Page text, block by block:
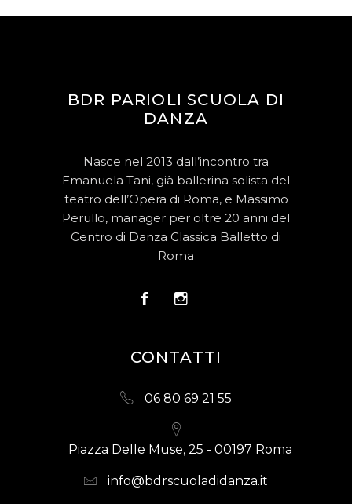
BDR PARIOLI SCUOLA DI
DANZA
Nasce nel 2013 dall’incontro tra
Emanuela Tani, già ballerina solista del
teatro dell’Opera di Roma, e Massimo
Perullo, manager per oltre 20 anni del
Centro di Danza Classica Balletto di
Roma
CONTATTI
06 80 69 21 55
Piazza Delle Muse, 25 - 00197 Roma
info@bdrscuoladidanza.it